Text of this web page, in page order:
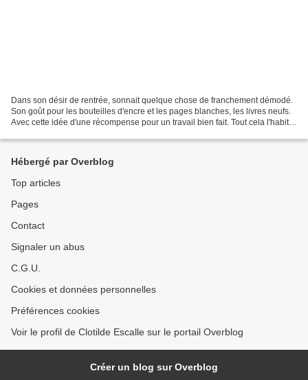
Dans son désir de rentrée, sonnait quelque chose de franchement démodé.
Son goût pour les bouteilles d'encre et les pages blanches, les livres neufs.
Avec cette idée d'une récompense pour un travail bien fait. Tout cela l'habite
Hébergé par Overblog
Top articles
Pages
Contact
Signaler un abus
C.G.U.
Cookies et données personnelles
Préférences cookies
Voir le profil de Clotilde Escalle sur le portail Overblog
Créer un blog sur Overblog